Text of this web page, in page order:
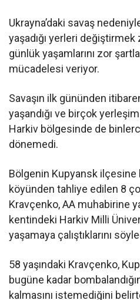
Ukrayna’daki savaş
yaşadığı yerleri değiştirmek
günlük yaşamlarını zor
mücadelesi veriyor.
Savaşın ilk gününden
yaşandığı ve birçok
Harkiv bölgesinde de
dönemedi.
Bölgenin Kupyansk ilçesine
köyünden tahliye edilen 8
Kravçenko, AA muhabirine
kentindeki Harkiv Milli
yaşamaya çalıştıklarını
58 yaşındaki Kravçenko,
bugüne kadar
kalmasını istemediğini